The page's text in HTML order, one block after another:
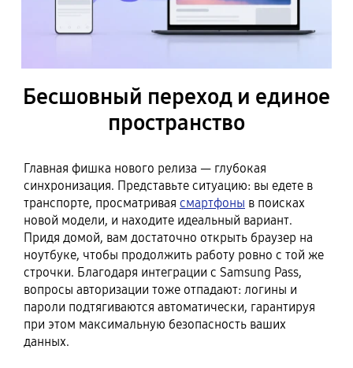
Бесшовный переход и единое
пространство
Главная фишка нового релиза — глубокая
синхронизация. Представьте ситуацию: вы едете в
транспорте, просматривая смартфоны в поисках
новой модели, и находите идеальный вариант.
Придя домой, вам достаточно открыть браузер на
ноутбуке, чтобы продолжить работу ровно с той же
строчки. Благодаря интеграции с Samsung Pass,
вопросы авторизации тоже отпадают: логины и
пароли подтягиваются автоматически, гарантируя
при этом максимальную безопасность ваших
данных.